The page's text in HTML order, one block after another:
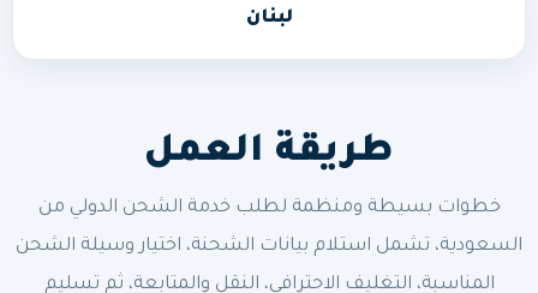
لبنان
طريقة العمل
خطوات بسيطة ومنظمة لطلب خدمة الشحن الدولي من
السعودية، تشمل استلام بيانات الشحنة، اختيار وسيلة الشحن
المناسبة، التغليف الاحترافي، النقل والمتابعة، ثم تسليم